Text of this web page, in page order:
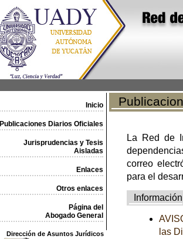
Inicio
Publicaciones Diarios Oficiales
Jurisprudencias y Tesis
Aisladas
Enlaces
Otros enlaces
Página del
Abogado General
Dirección de Asuntos Jurídicos
La Red de
correo
para el
Información
las